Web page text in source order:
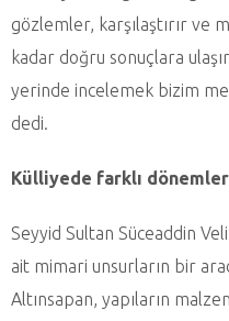
gözlemler, karşılaştırır ve
kadar doğru sonuçlara
yerinde incelemek bizim
dedi.
Külliyede farklı
Seyyid Sultan Süceaddin
ait mimari unsurların bir
Altınsapan, yapıların